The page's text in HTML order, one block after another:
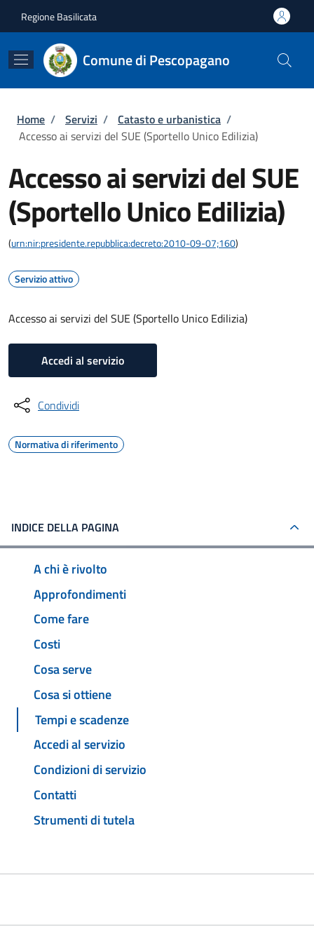
Regione Basilicata
Comune di Pescopagano
Briciole di pane
Home / Servizi / Catasto e urbanistica /
Accesso ai servizi del SUE (Sportello Unico Edilizia)
Accesso ai servizi del SUE
(Sportello Unico Edilizia)
(urn:nir:presidente.repubblica:decreto:2010-09-07;160)
Servizio attivo
Accesso ai servizi del SUE (Sportello Unico Edilizia)
Accedi al servizio
Condividi
Normativa di riferimento
INDICE DELLA PAGINA
A chi è rivolto
Approfondimenti
Come fare
Costi
Cosa serve
Cosa si ottiene
Tempi e scadenze
Accedi al servizio
Condizioni di servizio
Contatti
Strumenti di tutela